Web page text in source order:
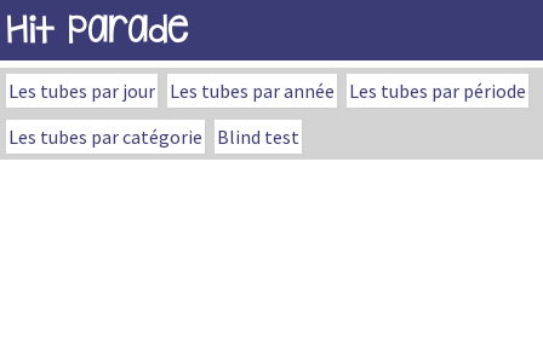
Hit Parade
Les tubes par jour Les tubes par année
Les tubes par période
Les tubes par catégorie
Blind test